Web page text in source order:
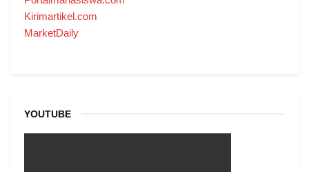
Kirimartikel.com
MarketDaily
YOUTUBE